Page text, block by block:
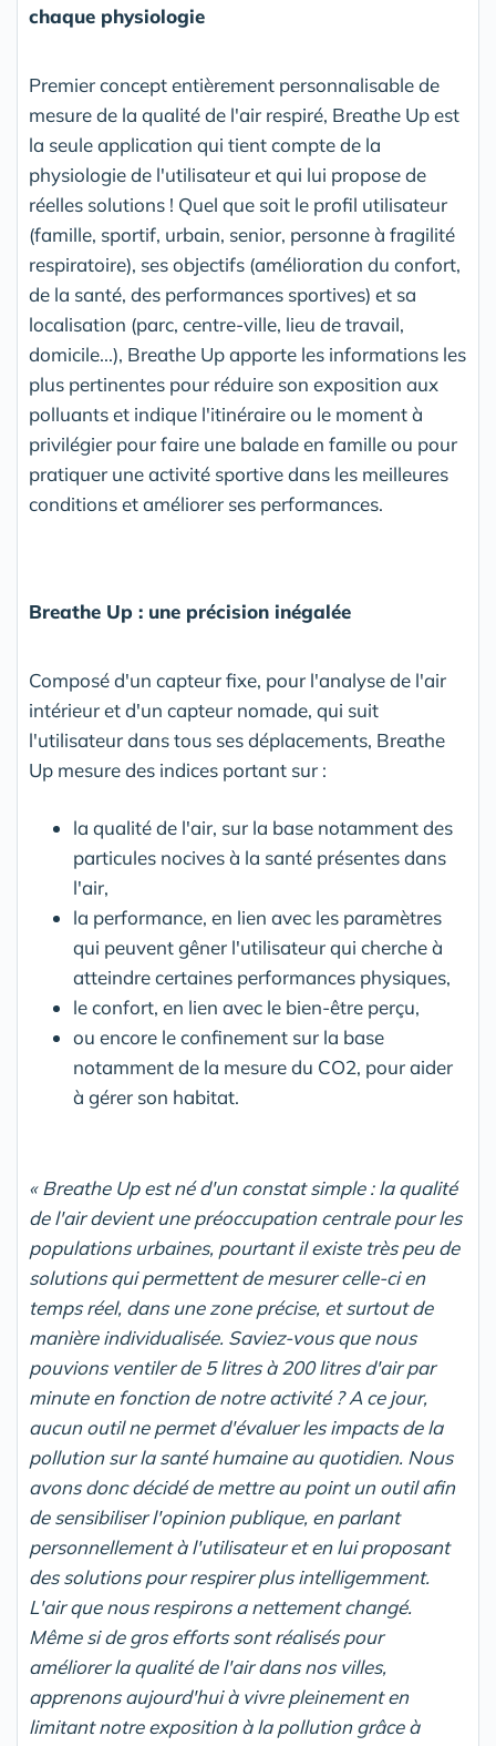
chaque physiologie
Premier concept entièrement personnalisable de
mesure de la qualité de l'air respiré, Breathe Up est
la seule application qui tient compte de la
physiologie de l'utilisateur et qui lui propose de
réelles solutions ! Quel que soit le profil utilisateur
(famille, sportif, urbain, senior, personne à fragilité
respiratoire), ses objectifs (amélioration du confort,
de la santé, des performances sportives) et sa
localisation (parc, centre-ville, lieu de travail,
domicile...), Breathe Up apporte les informations les
plus pertinentes pour réduire son exposition aux
polluants et indique l'itinéraire ou le moment à
privilégier pour faire une balade en famille ou pour
pratiquer une activité sportive dans les meilleures
conditions et améliorer ses performances.
Breathe Up : une précision inégalée
Composé d'un capteur fixe, pour l'analyse de l'air
intérieur et d'un capteur nomade, qui suit
l'utilisateur dans tous ses déplacements, Breathe
Up mesure des indices portant sur :
la qualité de l'air, sur la base notamment des
particules nocives à la santé présentes dans
l'air,
la performance, en lien avec les paramètres
qui peuvent gêner l'utilisateur qui cherche à
atteindre certaines performances physiques,
le confort, en lien avec le bien-être perçu,
ou encore le confinement sur la base
notamment de la mesure du CO2, pour aider
à gérer son habitat.
« Breathe Up est né d'un constat simple : la qualité
de l'air devient une préoccupation centrale pour les
populations urbaines, pourtant il existe très peu de
solutions qui permettent de mesurer celle-ci en
temps réel, dans une zone précise, et surtout de
manière individualisée. Saviez-vous que nous
pouvions ventiler de 5 litres à 200 litres d'air par
minute en fonction de notre activité ? A ce jour,
aucun outil ne permet d'évaluer les impacts de la
pollution sur lasanté humaine au quotidien. Nous
avons donc décidé de mettre au point un outil afin
de sensibiliser l'opinion publique, en parlant
personnellement à l'utilisateur et en lui proposant
des solutions pour respirer plus intelligemment.
L'air que nous respirons a nettement changé.
Même si de gros efforts sont réalisés pour
améliorer la qualité de l'air dans nos villes,
apprenons aujourd'hui à vivre pleinement en
limitant notre exposition à la pollution grâce à